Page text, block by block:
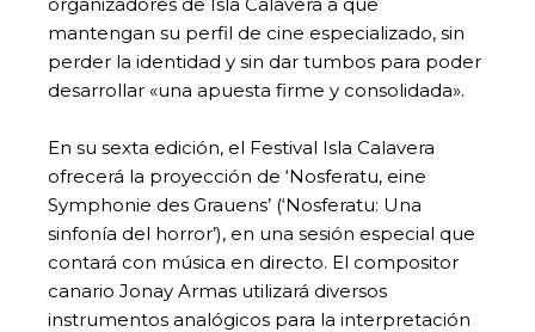
mantengan su perfil de cine especializado, sin
perder la identidad y sin dar tumbos para poder
desarrollar «una apuesta firme y consolidada».
En su sexta edición, el Festival Isla Calavera
ofrecerá la proyección de ‘Nosferatu, eine
Symphonie des Grauens’ (‘Nosferatu: Una
sinfonía del horror’), en una sesión especial que
contará con música en directo. El compositor
canario Jonay Armas utilizará diversos
instrumentos analógicos para la interpretación